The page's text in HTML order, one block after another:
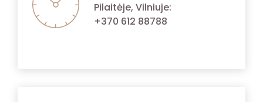
Pilaitėje, Vilniuje:
+370 612 88788